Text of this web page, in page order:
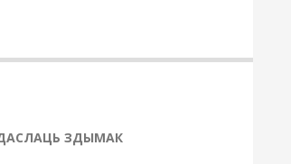
ЗДЫМАК